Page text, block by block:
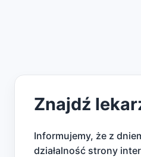
Znajdź
Informujemy, że z
działalność strony